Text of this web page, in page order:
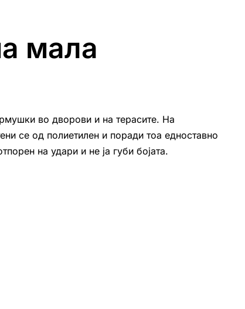
мала
во дворови и на терасите. На
се од полиетилен и поради тоа едноставно
на удари и не ја губи бојата.